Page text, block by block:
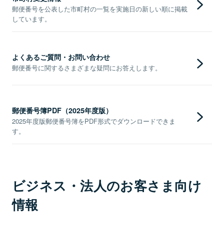
郵便番号を公表した市町村の一覧を実施日の新しい順に掲載
しています。
よくあるご質問・お問い合わせ
郵便番号に関するさまざまな疑問にお答えします。
郵便番号簿PDF（2025年度版）
2025年度版郵便番号簿をPDF形式でダウンロードできま
す。
ビジネス・法人のお客さま向け
情報